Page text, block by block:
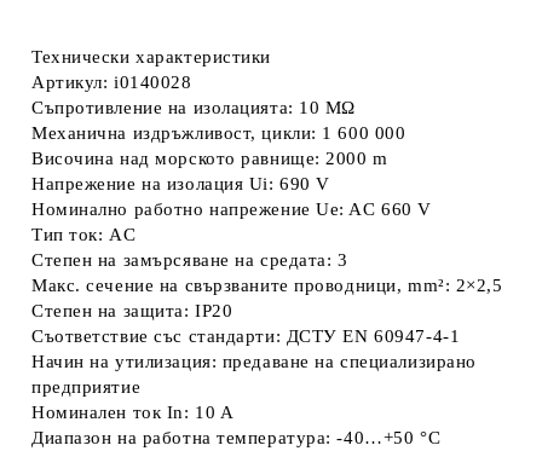
Технически характеристики
Артикул: i0140028
Съпротивление на изолацията: 10 MΩ
Механична издръжливост, цикли: 1 600 000
Височина над морското равнище: 2000 m
Напрежение на изолация Ui: 690 V
Номинално работно напрежение Ue: AC 660 V
Тип ток: AC
Степен на замърсяване на средата: 3
Макс. сечение на свързваните проводници, mm²: 2×2,5
Степен на защита: IP20
Съответствие със стандарти: ДСТУ EN 60947-4-1
Начин на утилизация: предаване на специализирано
предприятие
Номинален ток In: 10 A
Диапазон на работна температура: -40…+50 °C